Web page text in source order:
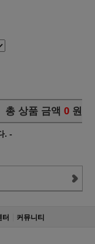
총 상품 금액 0 원
. -
터 커뮤니티